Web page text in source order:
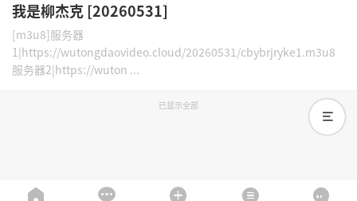
我是柳杰克 [20260531]
[m3u8]服务器
1|https://wutongdaovideo.cloud/20260531/cbybrjryke1.m3u8
服务器2|https://wuton ...
已显示全部